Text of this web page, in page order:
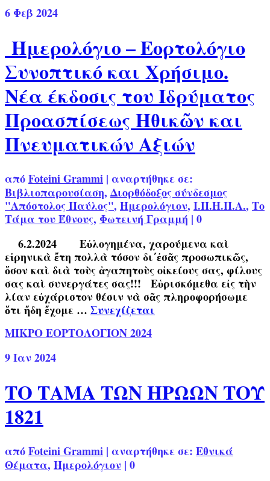
6Φεβ 2024
Ημερολόγιο – Εορτολόγιο
Συνοπτικό και Χρήσιμο.
Νέα έκδοσις του Ιδρύματος
Προασπίσεως Ηθικῶν και
Πνευματικών Αξιών
απόFoteini Grammi | αναρτήθηκε σε:
Βιβλιοπαρουσίαση,Διορθόδοξος σύνδεσμος
"Απόστολος Παύλος", Ημερολόγιον, Ι.Π.Η.Π.Α., Το
Τάμα του Έθνους, Φωτεινή Γραμμή | 0
6.2.2024 Εὐλογημένα, χαρούμενα καὶ
εἰρηνικὰ ἔτη πολλὰ τόσον δι΄ἐσᾶς προσωπικῶς,
ὅσον καὶ διὰ τοὺς ἀγαπητοὺς οἰκείους σας, φίλους
σας καὶ συνεργάτες σας!!! Εὑρισκόμεθα εἰς τὴν
λίαν εὐχάριστον θέσιν νὰ σᾶς πληροφορήσωμε
ὅτι ἤδη ἔχομε … Συνεχίζεται
ΜΙΚΡΟ ΕΟΡΤΟΛΟΓΙΟΝ 2024
9Ιαν 2024
ΤΟ ΤΑΜΑ ΤΩΝ ΗΡΩΩΝ ΤΟΥ
1821
απόFoteini Grammi | αναρτήθηκε σε: Εθνικά
Θέματα, Ημερολόγιον | 0